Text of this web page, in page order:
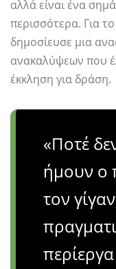
αλλά είναι ένα
περισσότερα. Για
δημοσίευσε μια
ανακαλύψεων που
έκκληση για δράση.
«Ποτέ
ήμουν ο
τον